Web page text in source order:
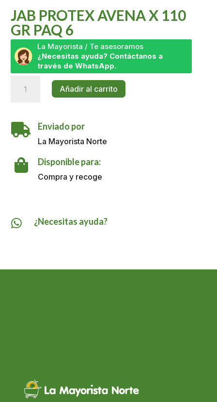
JAB PROTEX AVENA X 110
GR PAQ 6
La Mayorista / Te asesoramos
¿Necesitas ayuda? Contáctanos a
través de WhatsApp.
Protex
110
Gr
cantidad
Añadir al carrito
 Enviado por
La Mayorista Norte
 Disponible para:
Compra y recoge
 ¿Necesitas ayuda?